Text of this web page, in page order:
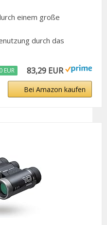
einem große
durch das
EUR 83,29 EUR
Bei Amazon kaufen